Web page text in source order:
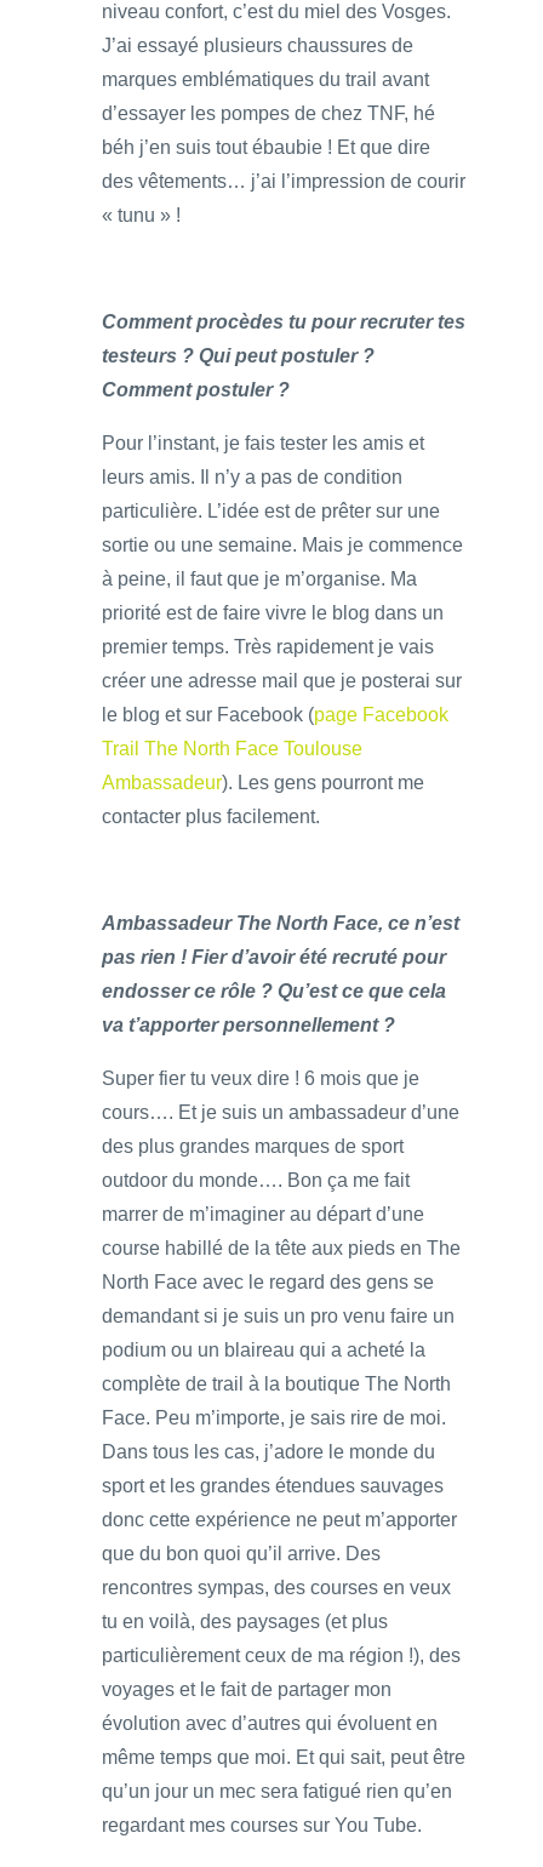
niveau confort, c’est du miel des Vosges.
J’ai essayé plusieurs chaussures de
marques emblématiques du trail avant
d’essayer les pompes de chez TNF, hé
béh j’en suis tout ébaubie ! Et que dire
des vêtements… j’ai l’impression de courir
« tunu » !
Comment procèdes tu pour recruter tes
testeurs ? Qui peut postuler ?
Comment postuler ?
Pour l’instant, je fais tester les amis et
leurs amis. Il n’y a pas de condition
particulière. L’idée est de prêter sur une
sortie ou une semaine. Mais je commence
à peine, il faut que je m’organise. Ma
priorité est de faire vivre le blog dans un
premier temps. Très rapidement je vais
créer une adresse mail que je posterai sur
le blog et sur Facebook (page Facebook
Trail The North Face Toulouse
Ambassadeur). Les gens pourront me
contacter plus facilement.
Ambassadeur The North Face, ce n’est
pas rien ! Fier d’avoir été recruté pour
endosser ce rôle ? Qu’est ce que cela
va t’apporter personnellement ?
Super fier tu veux dire ! 6 mois que je
cours…. Et je suis un ambassadeur d’une
des plus grandes marques de sport
outdoor du monde…. Bon ça me fait
marrer de m’imaginer au départ d’une
course habillé de la tête aux pieds en The
North Face avec le regard des gens se
demandant si je suis un pro venu faire un
podium ou un blaireau qui a acheté la
complète de trail à la boutique The North
Face. Peu m’importe, je sais rire de moi.
Dans tous les cas, j’adore le monde du
sport et les grandes étendues sauvages
donc cette expérience ne peut m’apporter
que du bon quoi qu’il arrive. Des
rencontres sympas, des courses en veux
tu en voilà, des paysages (et plus
particulièrement ceux de ma région !), des
voyages et le fait de partager mon
évolution avec d’autres qui évoluent en
même temps que moi. Et qui sait, peut être
qu’un jour un mec sera fatigué rien qu’en
regardant mes courses sur You Tube.